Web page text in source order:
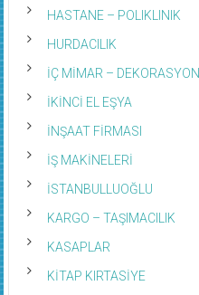
HASTANE – POLIKLINIK
HURDACILIK
İÇ MİMAR – DEKORASYON
İKİNCİ EL EŞYA
İNŞAAT FİRMASI
İŞ MAKİNELERİ
İSTANBULLUOĞLU
KARGO – TAŞIMACILIK
KASAPLAR
KİTAP KIRTASİYE